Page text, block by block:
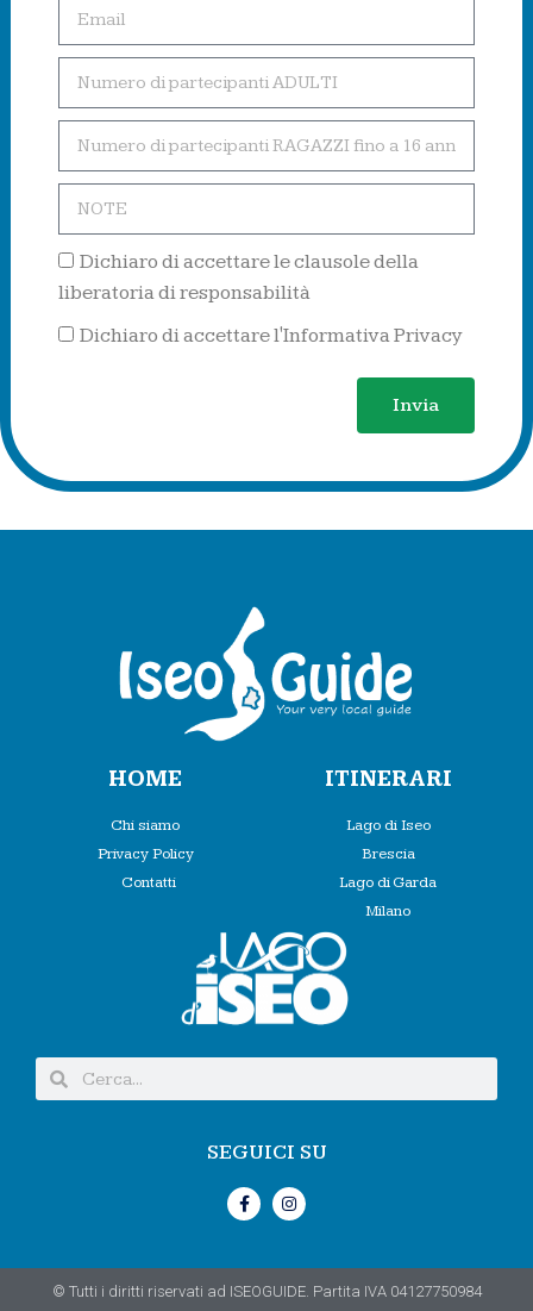
Dichiaro di accettare le clausole della
liberatoria di responsabilità
Dichiaro di accettare l'Informativa Privacy
Invia
HOME
Chi siamo
Privacy Policy
Contatti
ITINERARI
Lago di Iseo
Brescia
Lago di Garda
Milano
SEGUICI SU
© Tutti i diritti riservati ad ISEOGUIDE. Partita IVA 04127750984